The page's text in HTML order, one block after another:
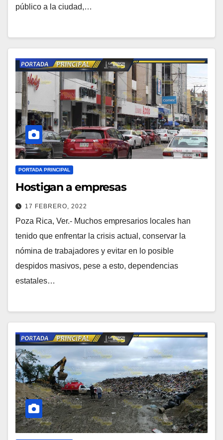
público a la ciudad,…
PORTADA PRINCIPAL
Hostigan a empresas
17 FEBRERO, 2022
Poza Rica, Ver.- Muchos empresarios locales han
tenido que enfrentar la crisis actual, conservar la
nómina de trabajado­res y evitar en lo posible
despidos masivos, pese a esto, dependencias
estatales…